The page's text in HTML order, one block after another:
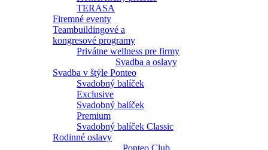
TERASA
Firemné eventy
Teambuildingové a
kongresové programy
Privátne wellness pre firmy
Svadba a oslavy
Svadba v štýle Ponteo
Svadobný balíček
Exclusive
Svadobný balíček
Premium
Svadobný balíček Classic
Rodinné oslavy